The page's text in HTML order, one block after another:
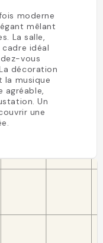
moderne
mêlant
La salle,
idéal
vous
décoration
la musique
agréable,
Un
une